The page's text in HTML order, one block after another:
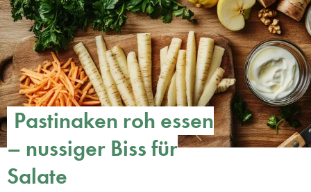
Pastinaken roh essen
– nussiger Biss für
Salate